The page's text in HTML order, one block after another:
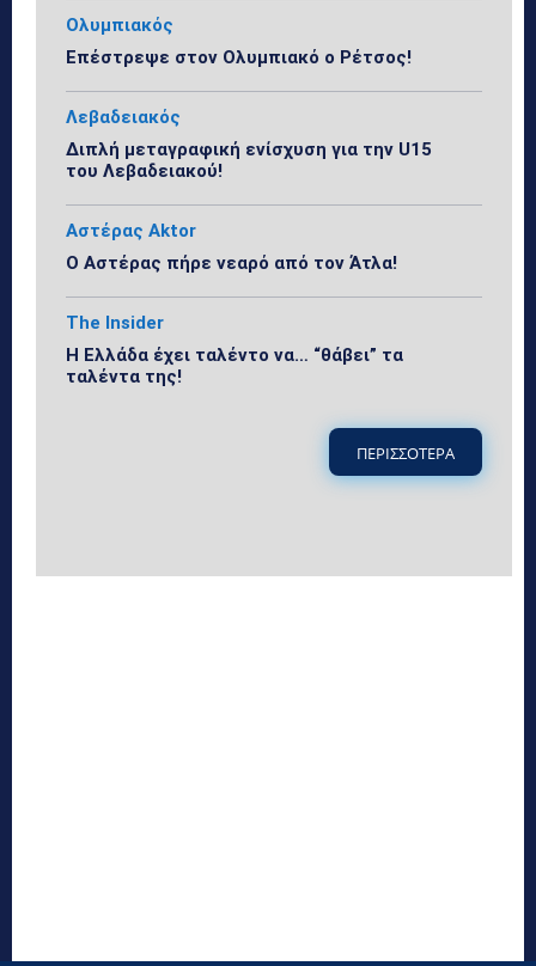
Ολυμπιακός
Επέστρεψε στον Ολυμπιακό ο Ρέτσος!
Λεβαδειακός
Διπλή μεταγραφική ενίσχυση για την U15
του Λεβαδειακού!
Αστέρας Aktor
Ο Αστέρας πήρε νεαρό από τον Άτλα!
The Insider
Η Ελλάδα έχει ταλέντο να… “θάβει” τα
ταλέντα της!
ΠΕΡΙΣΣΟΤΕΡΑ